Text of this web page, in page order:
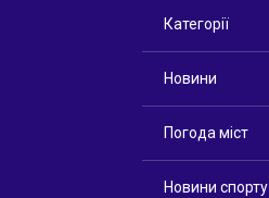
Категорії
Новини
Погода міст
Новини спорту